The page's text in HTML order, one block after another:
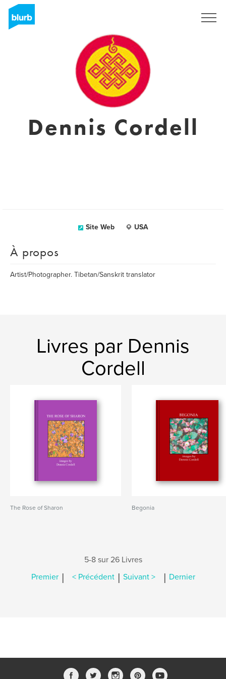
Dennis Cordell
Site Web USA
À propos
Artist/Photographer. Tibetan/Sanskrit translator
Livres par Dennis
Cordell
The Rose of Sharon Begonia
5-8 sur 26 Livres
Premier | < Précédent | Suivant > | Dernier